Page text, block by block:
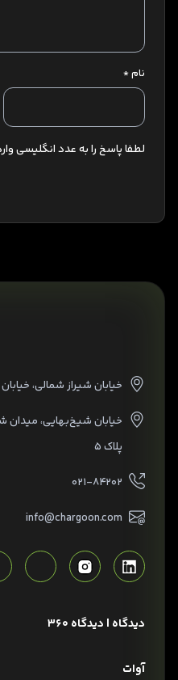
نام*
لطفا پاسخ را به عدد انگلیسی
خیابان شیراز شمالی،
خیابان شیخ‌بهایی، میدان
پلاک ۵
۰۲۱-۸۴۲۰۲
info@chargoon.com
دیدگاه | دیدگاه 360
آوات